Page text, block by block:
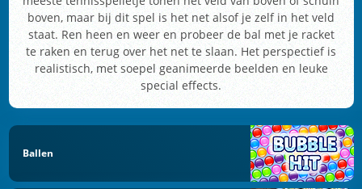
boven, maar bij dit spel is het net alsof je zelf in het veld
staat. Ren heen en weer en probeer de bal met je racket
te raken en terug over het net te slaan. Het perspectief is
realistisch, met soepel geanimeerde beelden en leuke
special effects.
Ballen